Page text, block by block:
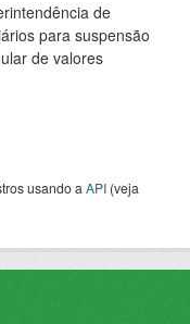
de
para suspensão
de valores
usando a API (veja